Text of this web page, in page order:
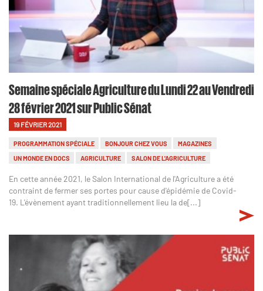
Semaine spéciale Agriculture du Lundi 22 au Vendredi
28 février 2021 sur Public Sénat
19 FÉVRIER 2021
PROGRAMMATION SPÉCIALE BONJOUR CHEZ VOUS
MAGAZINES
UN MONDE EN DOCS
AGRICULTURE SALON DE L'AGRICULTURE
En cette année 2021, le Salon International de l'Agriculture a été
contraint de fermer ses portes pour cause d'épidémie de Covid-
19. L'évènement ayant traditionnellement lieu la de[...]